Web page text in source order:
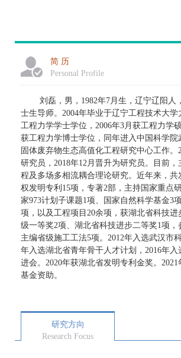
简 历
Personal Profile
刘磊，男， 1982年7月生，辽宁辽阳人
士生导师。 2004年毕业于辽宁工程技术大
工程力学学士学位， 2006年3月获工程力学
获工程力学博士学位，同年进入中国科学
固体废弃物生态高值化工程研究中心工作。
研究员， 2018年12月晋升为研究员。目前
程及多场多相流耦合理论研究。近年来，共
权发明专利 15项，专著2部，主持国家重点
家973计划子课题1项、国家自然科学基金3
项，以及工程项目 20余项，获湖北省科技进
级一等奖2项、湖北省科技进步二等奖1项，
主编省级施工工法5项。 2012年入选武汉市
年入选湖北省青年骨干人才计划， 2016年入
进会。 2020年获湖北省发明专利金奖。 2021
基金资助。
研究方向
Research Focus